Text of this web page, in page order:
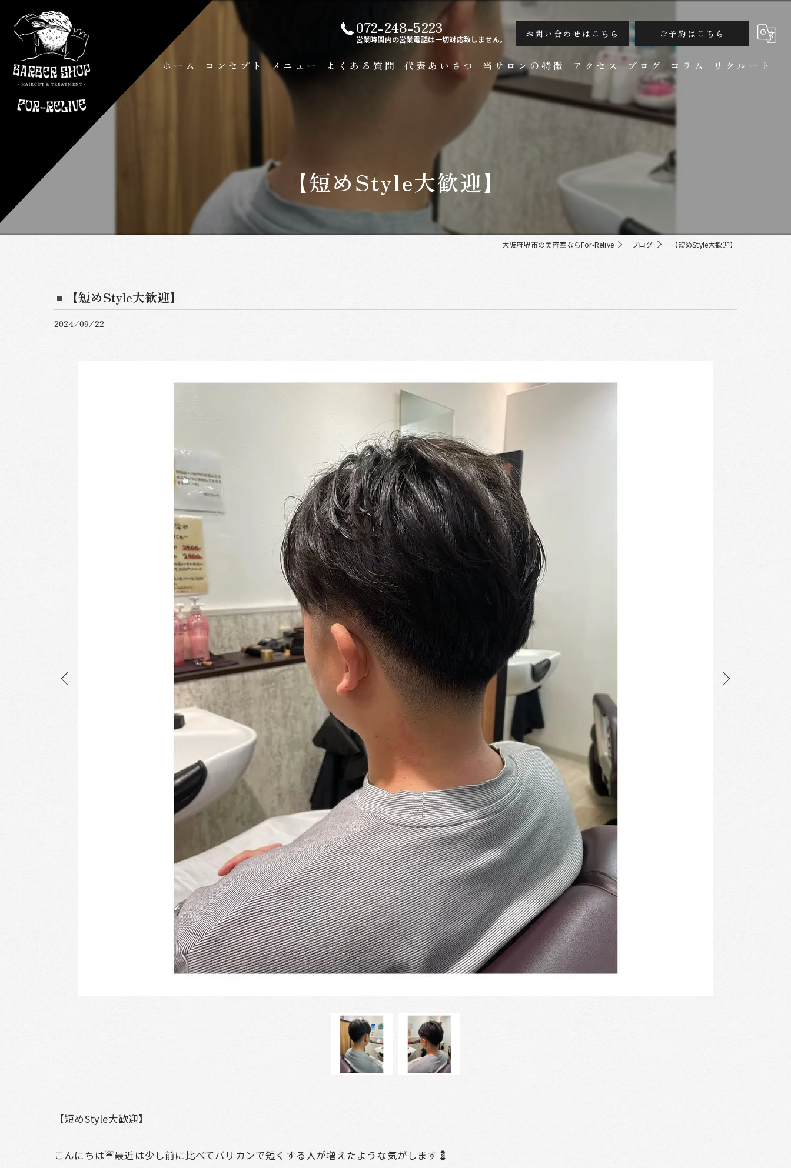
072-248-5223
営業時間内の営業電話は一切対応致しません。 お問い合わせはこちら ご予約はこちら
ホーム コンセプト メニュー よくある質問 代表あいさつ 当サロンの特徴 アクセス ブログ コラム リクルート
【短めStyle大歓迎】
大阪府堺市の美容室ならFor-Relive ブログ 【短めStyle大歓迎】
【短めStyle大歓迎】
2024/09/22
【短めStyle大歓迎】
こんにちは☔️最近は少し前に比べてバリカンで短くする人が増えたような気がします💈